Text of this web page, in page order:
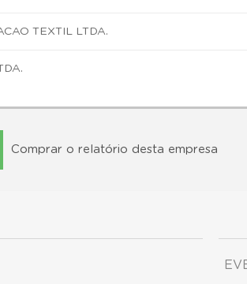
TEXTIL LTDA.
Comprar o relatório desta empresa